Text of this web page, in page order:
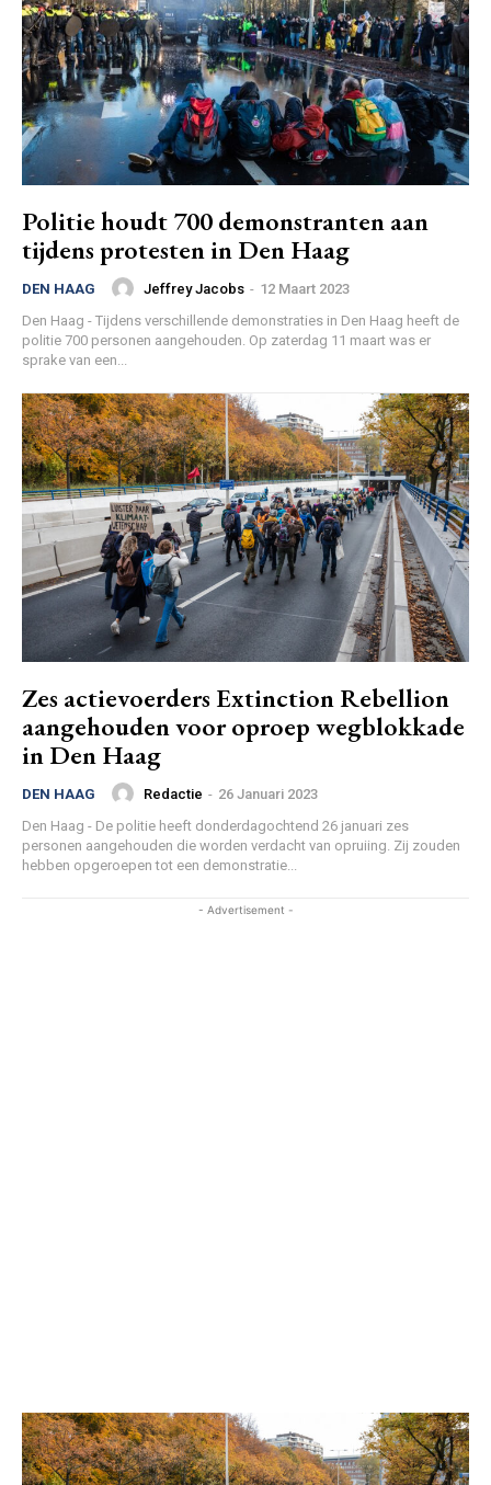
Politie houdt 700 demonstranten aan
tijdens protesten in Den Haag
DEN HAAG Jeffrey Jacobs - 12 Maart 2023
Den Haag - Tijdens verschillende demonstraties in Den Haag heeft de
politie 700 personen aangehouden. Op zaterdag 11 maart was er
sprake van een...
Zes actievoerders Extinction Rebellion
aangehouden voor oproep wegblokkade
in Den Haag
DEN HAAG Redactie - 26 Januari 2023
Den Haag - De politie heeft donderdagochtend 26 januari zes
personen aangehouden die worden verdacht van opruiing. Zij zouden
hebben opgeroepen tot een demonstratie...
- Advertisement -